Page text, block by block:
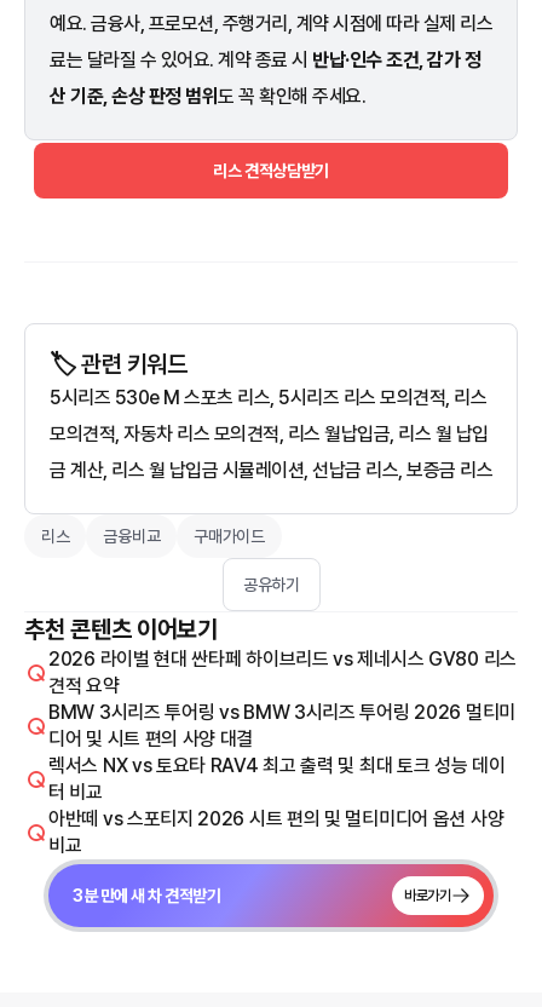
예요. 금융사, 프로모션, 주행거리, 계약 시점에 따라 실제 리스
료는 달라질 수 있어요. 계약 종료 시 반납·인수 조건, 감가 정
산 기준, 손상 판정 범위도 꼭 확인해 주세요.
리스 견적상담받기
🏷️ 관련 키워드
5시리즈 530e M 스포츠 리스, 5시리즈 리스 모의견적, 리스
모의견적, 자동차 리스 모의견적, 리스 월납입금, 리스 월 납입
금 계산, 리스 월 납입금 시뮬레이션, 선납금 리스, 보증금 리스
리스 금융비교 구매가이드
공유하기
추천 콘텐츠 이어보기
2026 라이벌 현대 싼타페 하이브리드 vs 제네시스 GV80 리스
견적 요약
BMW 3시리즈 투어링 vs BMW 3시리즈 투어링 2026 멀티미
디어 및 시트 편의 사양 대결
렉서스 NX vs 토요타 RAV4 최고 출력 및 최대 토크 성능 데이
터 비교
아반떼 vs 스포티지 2026 시트 편의 및 멀티미디어 옵션 사양
비교
3분 만에 새 차 견적받기 바로가기